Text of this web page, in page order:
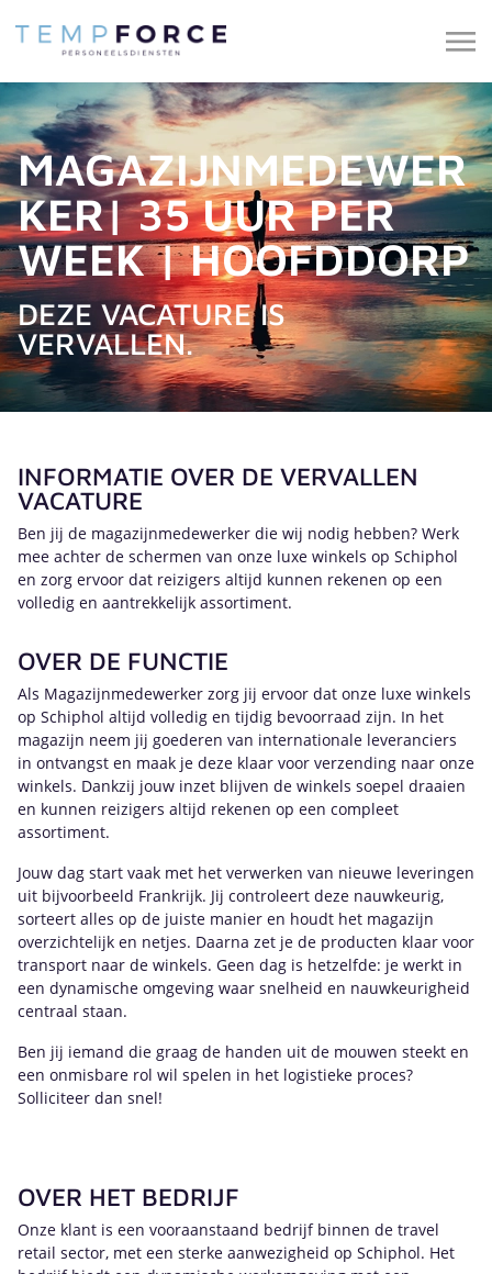
MAGAZIJNMEDEWER
KER| 35 UUR PER
WEEK | HOOFDDORP
DEZE VACATURE IS
VERVALLEN.
INFORMATIE OVER DE VERVALLEN
VACATURE
Ben jij de magazijnmedewerker die wij nodig hebben? Werk
mee achter de schermen van onze luxe winkels op Schiphol
en zorg ervoor dat reizigers altijd kunnen rekenen op een
volledig en aantrekkelijk assortiment.
OVER DE FUNCTIE
Als Magazijnmedewerker zorg jij ervoor dat onze luxe winkels
op Schiphol altijd volledig en tijdig bevoorraad zijn. In het
magazijn neem jij goederen van internationale leveranciers
in ontvangst en maak je deze klaar voor verzending naar onze
winkels. Dankzij jouw inzet blijven de winkels soepel draaien
en kunnen reizigers altijd rekenen op een compleet
assortiment.
Jouw dag start vaak met het verwerken van nieuwe leveringen
uit bijvoorbeeld Frankrijk. Jij controleert deze nauwkeurig,
sorteert alles op de juiste manier en houdt het magazijn
overzichtelijk en netjes. Daarna zet je de producten klaar voor
transport naar de winkels. Geen dag is hetzelfde: je werkt in
een dynamische omgeving waar snelheid en nauwkeurigheid
centraal staan.
Ben jij iemand die graag de handen uit de mouwen steekt en
een onmisbare rol wil spelen in het logistieke proces?
Solliciteer dan snel!
OVER HET BEDRIJF
Onze klant is een vooraanstaand bedrijf binnen de travel
retail sector, met een sterke aanwezigheid op Schiphol. Het